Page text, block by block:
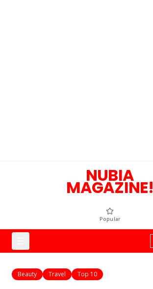
NUBIA
MAGAZINE!
Popular
Beauty Travel Top 10